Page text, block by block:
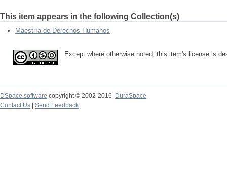
This item appears in the following Collection(s)
Maestría de Derechos Humanos
Except where otherwise noted, this item's license is
DSpace software copyright © 2002-2016
DuraSpace
Contact Us
Send Feedback